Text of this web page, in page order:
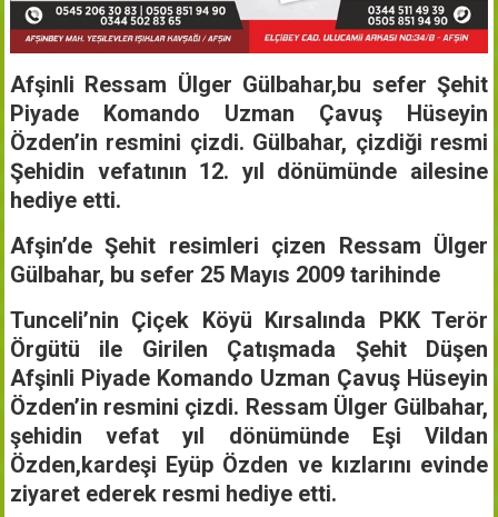
Afşinli Ressam Ülger Gülbahar,bu sefer Şehit
Piyade Komando Uzman Çavuş Hüseyin
Özden’in resmini çizdi. Gülbahar, çizdiği resmi
Şehidin vefatının 12. yıl dönümünde ailesine
hediye etti.
Afşin’de Şehit resimleri çizen Ressam Ülger
Gülbahar, bu sefer 25 Mayıs 2009 tarihinde
Tunceli’nin Çiçek Köyü Kırsalında PKK Terör
Örgütü ile Girilen Çatışmada Şehit Düşen
Afşinli Piyade Komando Uzman Çavuş Hüseyin
Özden’in resmini çizdi. Ressam Ülger Gülbahar,
şehidin vefat yıl dönümünde Eşi Vildan
Özden,kardeşi Eyüp Özden ve kızlarını evinde
ziyaret ederek resmi hediye etti.